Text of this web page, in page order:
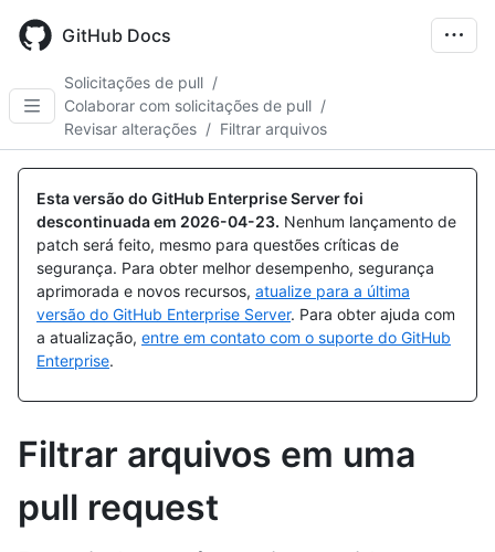
main
GitHub Docs
Solicitações de pull /
Colaborar com solicitações de pull /
Revisar alterações / Filtrar arquivos
Esta versão do GitHub Enterprise Server foi
descontinuada em 2026-04-23. Nenhum lançamento de
patch será feito, mesmo para questões críticas de
segurança. Para obter melhor desempenho, segurança
aprimorada e novos recursos, atualize para a última
versão do GitHub Enterprise Server. Para obter ajuda com
a atualização, entre em contato com o suporte do GitHub
Enterprise.
Filtrar arquivos em uma
pull request